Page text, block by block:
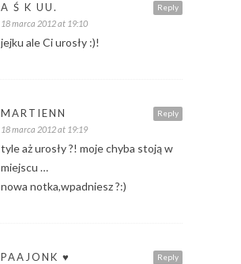
Reply
A Ś K UU.
18 marca 2012 at 19:10
jejku ale Ci urosły :)!
Reply
MARTIENN
18 marca 2012 at 19:19
tyle aż urosły ?! moje chyba stoją w
miejscu …
nowa notka,wpadniesz ?:)
Reply
PAAJONK ♥